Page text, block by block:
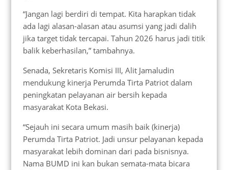
“Jangan lagi berdiri di tempat. Kita harapkan tidak
ada lagi alasan-alasan atau asumsi yang jadi dalih
jika target tidak tercapai. Tahun 2026 harus jadi titik
balik keberhasilan,” tambahnya.
Senada, Sekretaris Komisi III, Alit Jamaludin
mendukung kinerja Perumda Tirta Patriot dalam
peningkatan pelayanan air bersih kepada
masyarakat Kota Bekasi.
“Sejauh ini secara umum masih baik (kinerja)
Perumda Tirta Patriot. Jadi unsur pelayanan kepada
masyarakat lebih dominan dari pada bisnisnya.
Nama BUMD ini kan bukan semata-mata bicara